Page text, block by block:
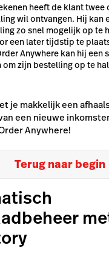
heeft de klant twee
wil ontvangen. Hij kan
zo snel mogelijk op te
een later tijdstip te
Anywhere kan hij een
zijn bestelling op te
je makkelijk een
een nieuwe
Anywhere!
Terug naar begin